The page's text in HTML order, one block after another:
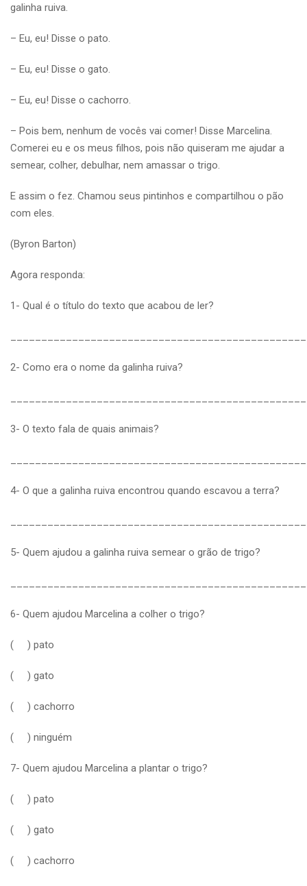
galinha ruiva.
– Eu, eu! Disse o pato.
– Eu, eu! Disse o gato.
– Eu, eu! Disse o cachorro.
– Pois bem, nenhum de vocês vai comer! Disse Marcelina.
Comerei eu e os meus filhos, pois não quiseram me ajudar a
semear, colher, debulhar, nem amassar o trigo.
E assim o fez. Chamou seus pintinhos e compartilhou o pão
com eles.
(Byron Barton)
Agora responda:
1- Qual é o título do texto que acabou de ler?
2- Como era o nome da galinha ruiva?
3- O texto fala de quais animais?
4- O que a galinha ruiva encontrou quando escavou a terra?
5- Quem ajudou a galinha ruiva semear o grão de trigo?
6- Quem ajudou Marcelina a colher o trigo?
( ) pato
( ) gato
( ) cachorro
( ) ninguém
7- Quem ajudou Marcelina a plantar o trigo?
( ) pato
( ) gato
( ) cachorro